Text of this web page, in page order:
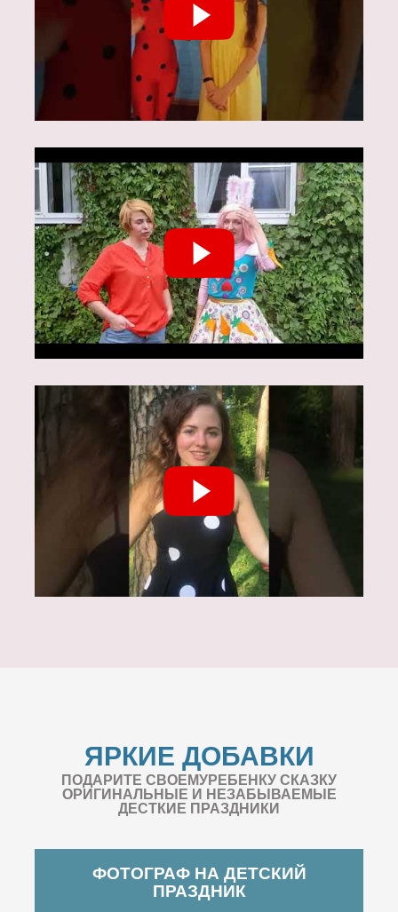
ЯРКИЕ ДОБАВКИ
ПОДАРИТЕ СВОЕМУРЕБЕНКУ СКАЗКУ
ОРИГИНАЛЬНЫЕ И НЕЗАБЫВАЕМЫЕ
ДЕСТКИЕ ПРАЗДНИКИ
ФОТОГРАФ НА ДЕТСКИЙ
ПРАЗДНИК